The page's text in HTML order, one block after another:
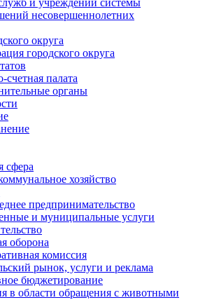
и учреждений системы
несовершеннолетних
округа
городcкого округа
счетная палата
органы
сфера
хозяйство
предпринимательство
и муниципальные услуги
оборона
комиссия
рынок, услуги и реклама
бюджетирование
в области обращения с животными